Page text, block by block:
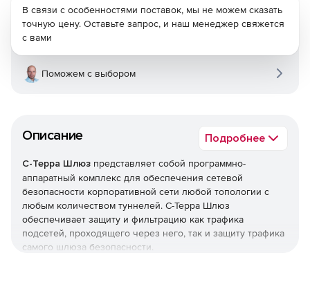
Описание Подробнее
С-Терра Шлюз представляет собой программно-
аппаратный комплекс для обеспечения сетевой
безопасности корпоративной сети любой топологии с
любым количеством туннелей. С-Терра Шлюз
обеспечивает защиту и фильтрацию как трафика
подсетей, проходящего через него, так и защиту трафика
самого шлюза безопасности.
В связи с особенностями поставок, мы не можем сказать
точную цену. Оставьте запрос, и наш менеджер свяжется
с вами
Поможем с выбором